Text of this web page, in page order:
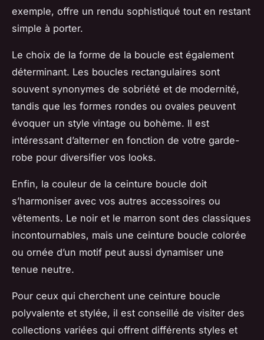
exemple, offre un rendu sophistiqué tout en restant
simple à porter.
Le choix de la forme de la boucle est également
déterminant. Les boucles rectangulaires sont
souvent synonymes de sobriété et de modernité,
tandis que les formes rondes ou ovales peuvent
évoquer un style vintage ou bohème. Il est
intéressant d’alterner en fonction de votre garde-
robe pour diversifier vos looks.
Enfin, la couleur de la ceinture boucle doit
s’harmoniser avec vos autres accessoires ou
vêtements. Le noir et le marron sont des classiques
incontournables, mais une ceinture boucle colorée
ou ornée d’un motif peut aussi dynamiser une
tenue neutre.
Pour ceux qui cherchent une ceinture boucle
polyvalente et stylée, il est conseillé de visiter des
collections variées qui offrent différents styles et